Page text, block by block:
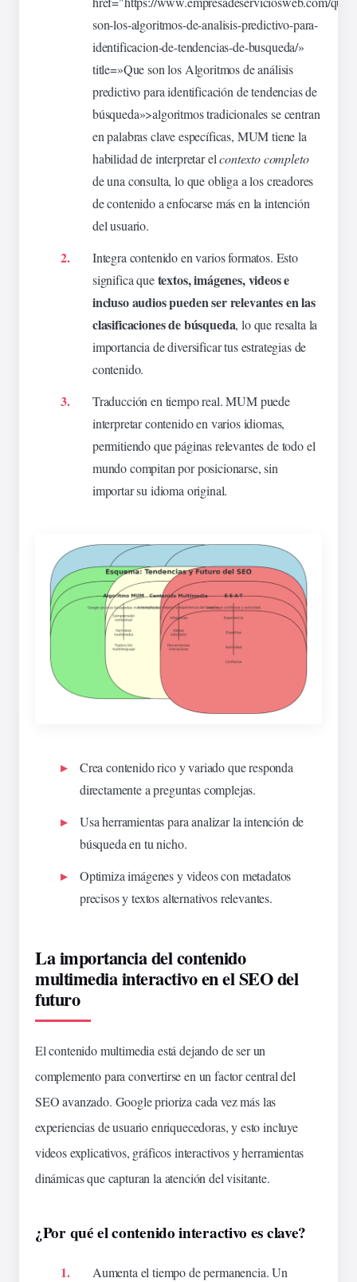
son-los-algoritmos-de-analisis-predictivo-para-
identificacion-de-tendencias-de-busqueda/»
title=»Que son los Algoritmos de análisis
predictivo para identificación de tendencias de
búsqueda»>algoritmos tradicionales se centran
en palabras clave específicas, MUM tiene la
habilidad de interpretar elcontexto completo
de una consulta, lo que obliga a los creadores
de contenido a enfocarse más en la intención
delusuario.
Integra contenido en varios formatos. Esto
significa quetextos,imágenes, videos e
incluso audios pueden serrelevantesen las
clasificaciones de búsqueda, lo que resalta la
importanciade diversificar tus estrategias de
contenido.
Traducción en tiempo real. MUM puede
interpretar contenido en varios idiomas,
permitiendo que páginas relevantes de todo el
mundo compitan por posicionarse, sin
importar su idioma original.
Crea contenido rico y variado que responda
directamente a preguntas complejas.
Usa herramientas para analizar la intención de
búsqueda en tu nicho.
Optimiza imágenes y videos con metadatos
precisos y textos alternativos relevantes.
La importancia del contenido
multimedia interactivo en el SEO del
futuro
El contenido multimedia está dejando de ser un
complemento para convertirse en un factor central del
SEO avanzado. Google prioriza cada vez más las
experiencias de usuario enriquecedoras, y esto incluye
videos explicativos, gráficos interactivos y herramientas
dinámicas que capturan la atención del visitante.
¿Por qué el contenido interactivo es clave?
Aumenta el tiempo de permanencia.Un